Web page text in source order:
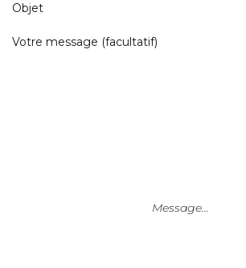
Objet
Votre message (facultatif)